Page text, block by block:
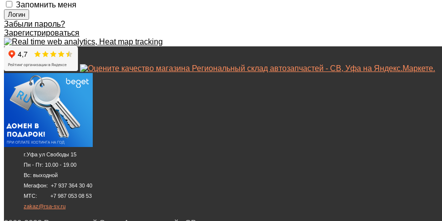
Запомнить меня
Забыли пароль?
Зарегистрироваться
г.Уфа ул Свободы 15
Пн - Пт: 10.00 - 19.00
Вс: выходной
Мегафон: +7 937 364 30 40
МТС: +7 987 053 08 53
zakaz@rsa-sv.ru